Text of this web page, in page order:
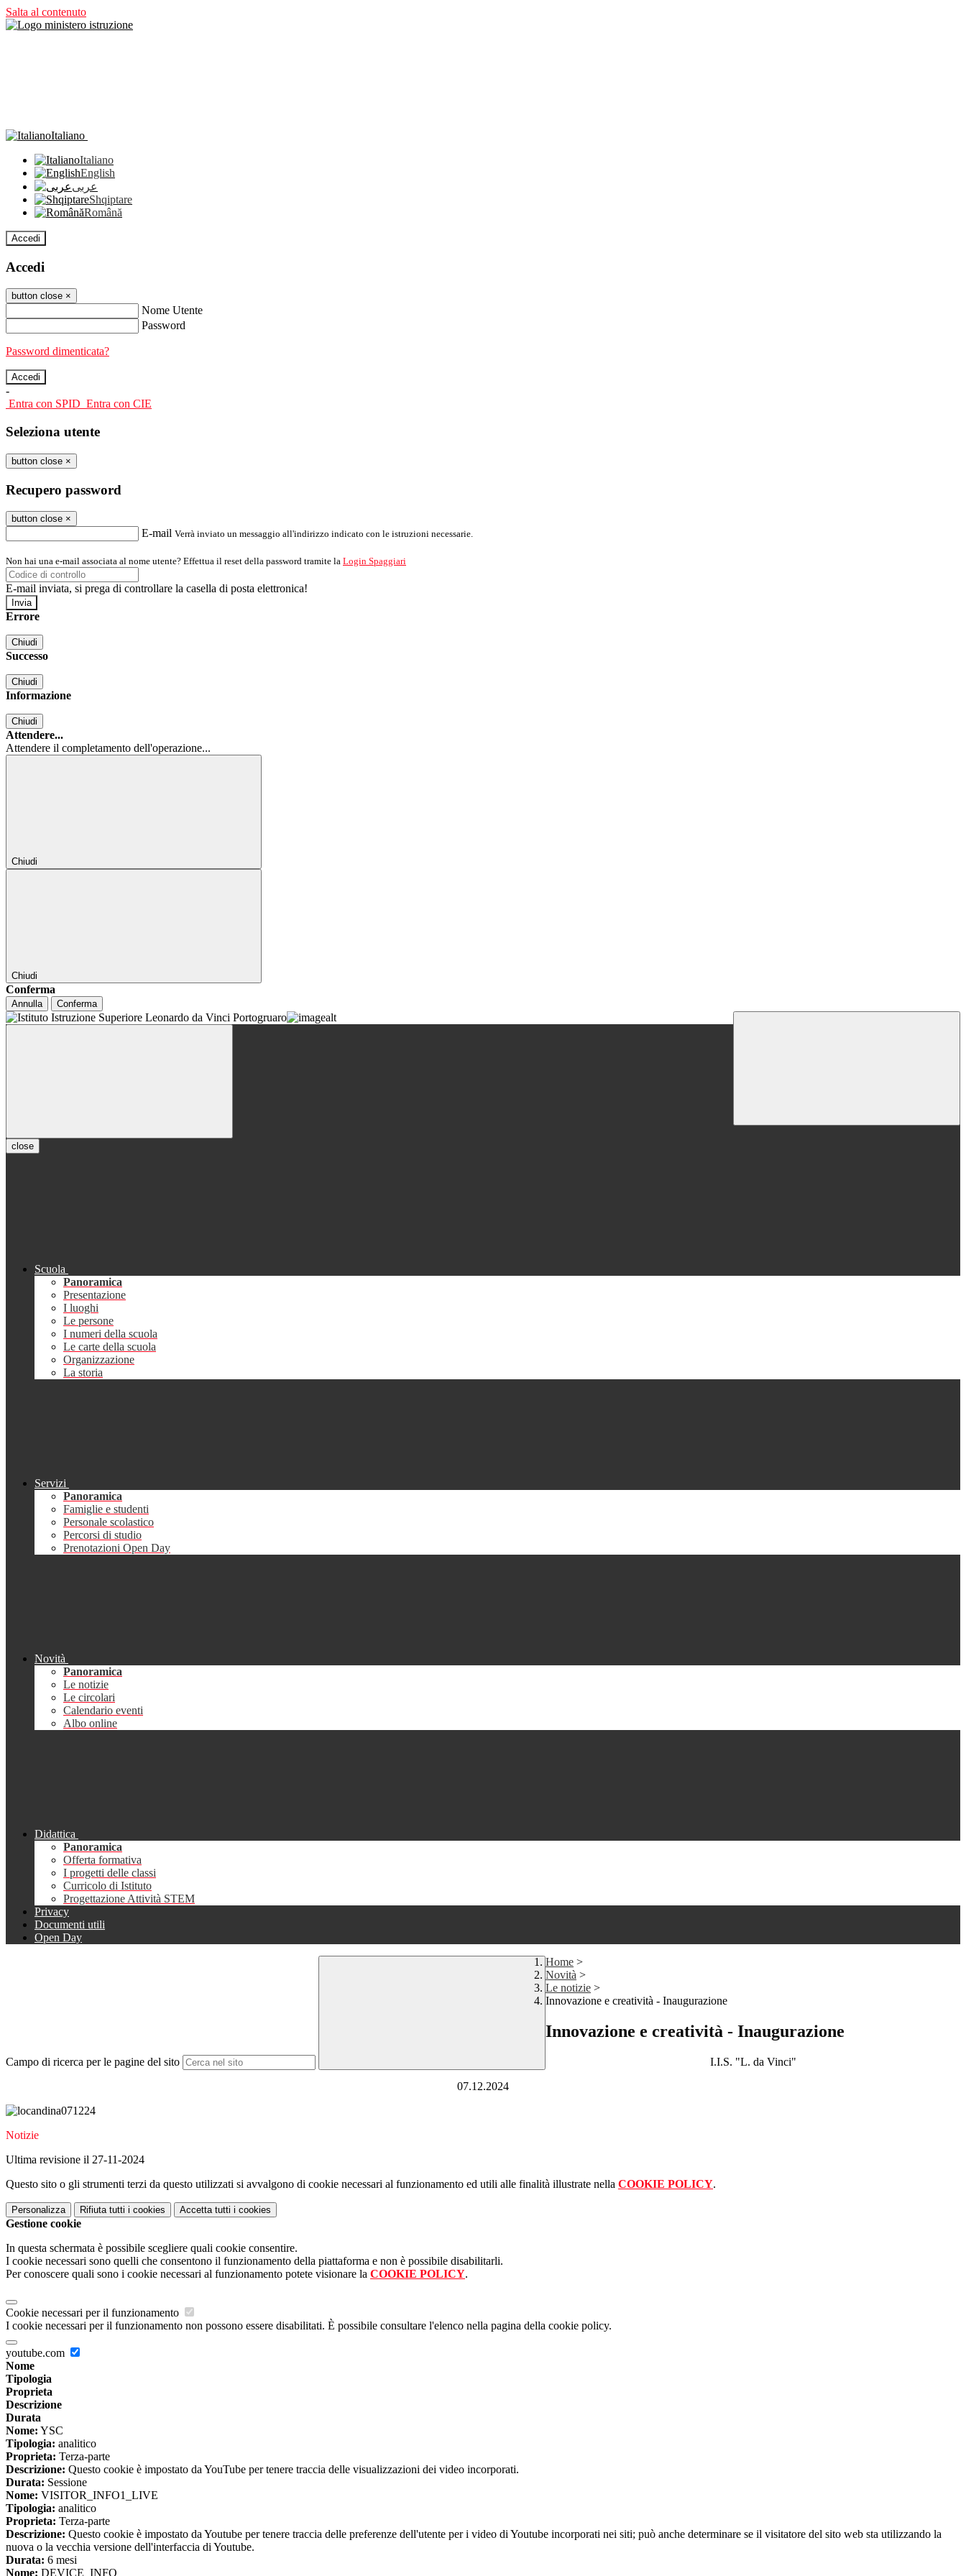
Salta al contenuto
Italiano
Italiano
English
عربى
Shqiptare
Română
Accedi
Accedi
button close ×
Nome Utente
Password
Password dimenticata?
-
Entra con SPID Entra con CIE
Seleziona utente
button close ×
Recupero password
button close ×
E-mail Verrà inviato un messaggio all'indirizzo indicato con le istruzioni necessarie.
Non hai una e-mail associata al nome utente? Effettua il reset della password tramite la Login Spaggiari
E-mail inviata, si prega di controllare la casella di posta elettronica!
Errore
Chiudi
Successo
Chiudi
Informazione
Chiudi
Attendere...
Attendere il completamento dell'operazione...
Chiudi
Chiudi
Conferma
Annulla Conferma
close
Scuola
Panoramica
Presentazione
I luoghi
Le persone
I numeri della scuola
Le carte della scuola
Organizzazione
La storia
Servizi
Panoramica
Famiglie e studenti
Personale scolastico
Percorsi di studio
Prenotazioni Open Day
Novità
Panoramica
Le notizie
Le circolari
Calendario eventi
Albo online
Didattica
Panoramica
Offerta formativa
I progetti delle classi
Curricolo di Istituto
Progettazione Attività STEM
Privacy
Documenti utili
Open Day
Campo di ricerca per le pagine del sito
Home >
Novità >
Le notizie >
Innovazione e creatività - Inaugurazione
Innovazione e creatività - Inaugurazione
I.I.S. "L. da Vinci"
07.12.2024
Notizie
Ultima revisione il 27-11-2024
Questo sito o gli strumenti terzi da questo utilizzati si avvalgono di cookie necessari al funzionamento ed utili alle finalità illustrate nella COOKIE POLICY.
Personalizza Rifiuta tutti i cookies Accetta tutti i cookies
Gestione cookie
In questa schermata è possibile scegliere quali cookie consentire.
I cookie necessari sono quelli che consentono il funzionamento della piattaforma e non è possibile disabilitarli.
Per conoscere quali sono i cookie necessari al funzionamento potete visionare la COOKIE POLICY.
Cookie necessari per il funzionamento
I cookie necessari per il funzionamento non possono essere disabilitati. È possibile consultare l'elenco nella pagina della cookie policy.
youtube.com
Nome
Tipologia
Proprieta
Descrizione
Durata
Nome: YSC
Tipologia: analitico
Proprieta: Terza-parte
Descrizione: Questo cookie è impostato da YouTube per tenere traccia delle visualizzazioni dei video incorporati.
Durata: Sessione
Nome: VISITOR_INFO1_LIVE
Tipologia: analitico
Proprieta: Terza-parte
Descrizione: Questo cookie è impostato da Youtube per tenere traccia delle preferenze dell'utente per i video di Youtube incorporati nei siti; può anche determinare se il visitatore del sito web sta utilizzando la
nuova o la vecchia versione dell'interfaccia di Youtube.
Durata: 6 mesi
Nome: DEVICE_INFO